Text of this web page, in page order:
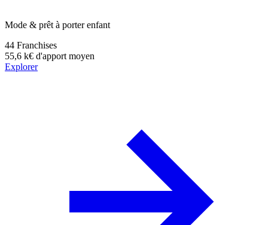
Mode & prêt à porter enfant
44 Franchises
55,6 k€ d'apport moyen
Explorer